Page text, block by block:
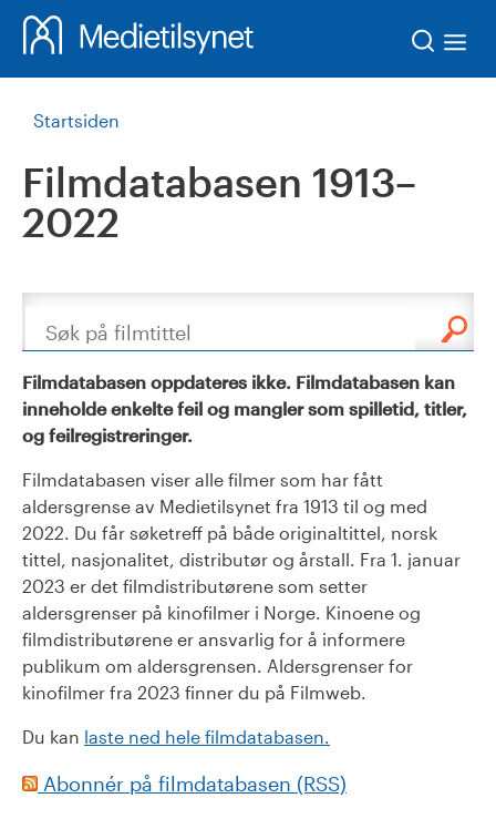
Startsiden
Filmdatabasen 1913–
2022
Søk
Filmdatabasen oppdateres ikke. Filmdatabasen kan
inneholde enkelte feil og mangler som spilletid, titler,
og feilregistreringer.
Filmdatabasen viser alle filmer som har fått
aldersgrense av Medietilsynet fra 1913 til og med
2022. Du får søketreff på både originaltittel, norsk
tittel, nasjonalitet, distributør og årstall. Fra 1. januar
2023 er det filmdistributørene som setter
aldersgrenser på kinofilmer i Norge. Kinoene og
filmdistributørene er ansvarlig for å informere
publikum om aldersgrensen. Aldersgrenser for
kinofilmer fra 2023 finner du på Filmweb.
Du kan laste ned hele filmdatabasen.
Abonnér på filmdatabasen (RSS)